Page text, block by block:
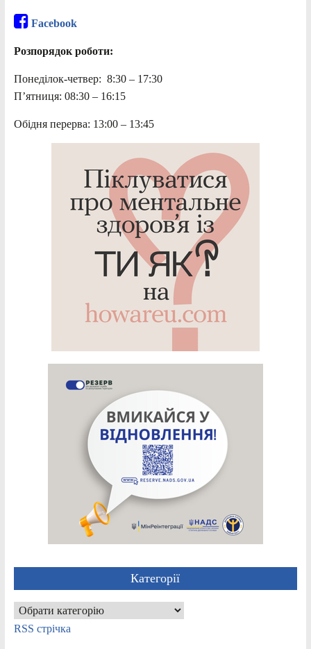
Facebook
Розпорядок роботи:
Понеділок-четвер: 8:30 – 17:30
П’ятниця: 08:30 – 16:15
Обідня перерва: 13:00 – 13:45
Категорії
Категорії
RSS стрічка